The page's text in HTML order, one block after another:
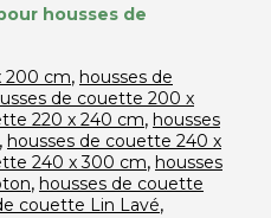
housses de
200 cm, housses de
de couette 200 x
220 x 240 cm, housses
, housses de couette 240 x
240 x 300 cm, housses
, housses de couette
couette Lin Lavé,